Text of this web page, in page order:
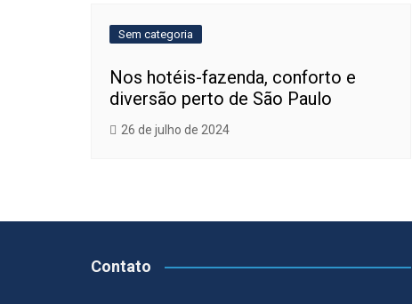
Sem categoria
Nos hotéis-fazenda, conforto e
diversão perto de São Paulo
26 de julho de 2024
Contato